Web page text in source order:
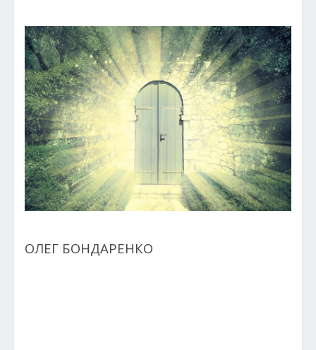
ОЛЕГ БОНДАРЕНКО